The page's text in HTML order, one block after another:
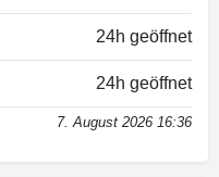
24h geöffnet
24h geöffnet
7. August 2026 16:36